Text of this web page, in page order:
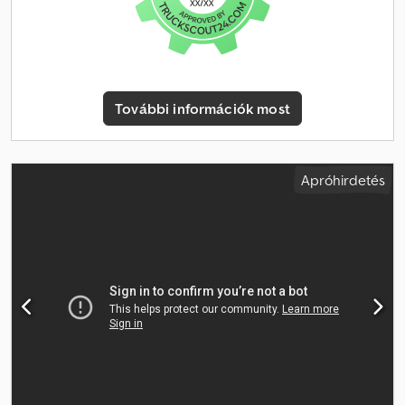
és szervizpartner vagyunk. Hivatalos Iveco értékesítési és
szervizpartner vagyunk. Emellett 800 használt járművel az egyik
legnagyobb haszongépjármű kereskedő vagyunk
rendelkezésére! Az adatok tájékoztató jellegűek, az eladás jogát
fenntartjuk! Belső szám: 170051 = További információk = Bővebb
információért forduljon Marius Herdenhez.
További információk most
Apróhirdetés